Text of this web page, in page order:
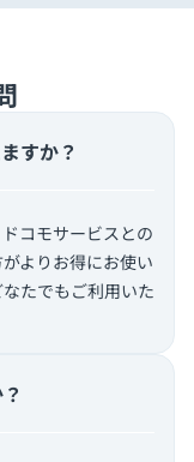
すか？
ドコモサービスとの
よりお得にお使い
たでもご利用いた